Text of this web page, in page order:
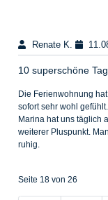
Renate K.
10 superschöne
Die Ferienwohnung
sofort sehr wohl
Marina hat uns täglich
weiterer Pluspunkt.
ruhig.
Seite 18 von 26